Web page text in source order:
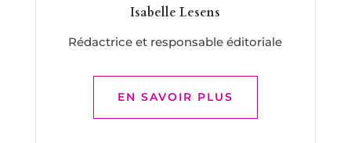
Isabelle Lesens
Rédactrice et responsable éditoriale
EN SAVOIR PLUS